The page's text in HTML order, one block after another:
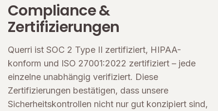
Compliance &
Zertifizierungen
Querri ist SOC 2 Type II zertifiziert, HIPAA-
konform und ISO 27001:2022 zertifiziert – jede
einzelne unabhängig verifiziert. Diese
Zertifizierungen bestätigen, dass unsere
Sicherheitskontrollen nicht nur gut konzipiert sind,